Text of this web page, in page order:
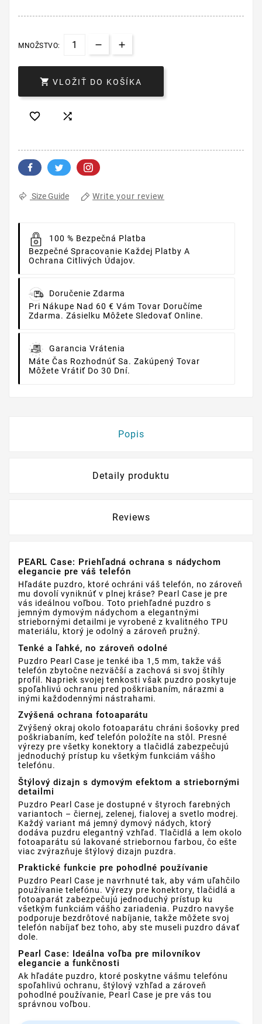
MNOŽSTVO:
 VLOŽIŤ DO KOŠÍKA
 
Size Guide Write your review
100 % Bezpečná Platba
Bezpečné Spracovanie Každej Platby A
Ochrana Citlivých Údajov.
Doručenie Zdarma
Pri Nákupe Nad 60 € Vám Tovar Doručíme
Zdarma. Zásielku Môžete Sledovať Online.
Garancia Vrátenia
Máte Čas Rozhodnúť Sa. Zakúpený Tovar
Môžete Vrátiť Do 30 Dní.
Popis
Detaily produktu
Reviews
PEARL Case: Priehľadná ochrana s nádychom
elegancie pre váš telefón
Hľadáte puzdro, ktoré ochráni váš telefón, no zároveň
mu dovolí vyniknúť v plnej kráse? Pearl Case je pre
vás ideálnou voľbou. Toto priehľadné puzdro s
jemným dymovým nádychom a elegantnými
striebornými detailmi je vyrobené z kvalitného TPU
materiálu, ktorý je odolný a zároveň pružný.
Tenké a ľahké, no zároveň odolné
Puzdro Pearl Case je tenké iba 1,5 mm, takže váš
telefón zbytočne nezväčší a zachová si svoj štíhly
profil. Napriek svojej tenkosti však puzdro poskytuje
spoľahlivú ochranu pred poškriabaním, nárazmi a
inými každodennými nástrahami.
Zvýšená ochrana fotoaparátu
Zvýšený okraj okolo fotoaparátu chráni šošovky pred
poškriabaním, keď telefón položíte na stôl. Presné
výrezy pre všetky konektory a tlačidlá zabezpečujú
jednoduchý prístup ku všetkým funkciám vášho
telefónu.
Štýlový dizajn s dymovým efektom a striebornými
detailmi
Puzdro Pearl Case je dostupné v štyroch farebných
variantoch – čiernej, zelenej, fialovej a svetlo modrej.
Každý variant má jemný dymový nádych, ktorý
dodáva puzdru elegantný vzhľad. Tlačidlá a lem okolo
fotoaparátu sú lakované striebornou farbou, čo ešte
viac zvýrazňuje štýlový dizajn puzdra.
Praktické funkcie pre pohodlné používanie
Puzdro Pearl Case je navrhnuté tak, aby vám uľahčilo
používanie telefónu. Výrezy pre konektory, tlačidlá a
fotoaparát zabezpečujú jednoduchý prístup ku
všetkým funkciám vášho zariadenia. Puzdro navyše
podporuje bezdrôtové nabíjanie, takže môžete svoj
telefón nabíjať bez toho, aby ste museli puzdro dávať
dole.
Pearl Case: Ideálna voľba pre milovníkov
elegancie a funkčnosti
Ak hľadáte puzdro, ktoré poskytne vášmu telefónu
spoľahlivú ochranu, štýlový vzhľad a zároveň
pohodlné používanie, Pearl Case je pre vás tou
správnou voľbou.